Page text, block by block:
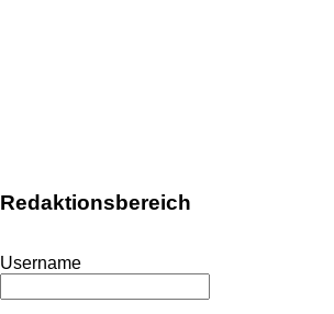
Redaktionsbereich
Username